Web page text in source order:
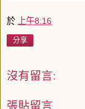
於 上午8:16
分享
沒有留言:
張貼留言